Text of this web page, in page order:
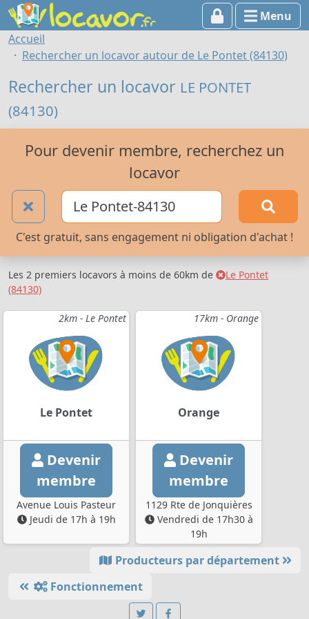
Menu
Accueil
Rechercher un locavor autour de Le Pontet (84130)
Rechercher un locavor LE PONTET
(84130)
Pour devenir membre, recherchez un
locavor
C'est gratuit, sans engagement ni obligation d'achat !
Les 2 premiers locavors à moins de 60km de
Le Pontet
(84130)
2km - Le Pontet
Le Pontet
Devenir
membre
Avenue Louis Pasteur
Jeudi de 17h à 19h
17km - Orange
Orange
Devenir
membre
1129 Rte de Jonquières
Vendredi de 17h30 à
19h
Producteurs par département
Fonctionnement